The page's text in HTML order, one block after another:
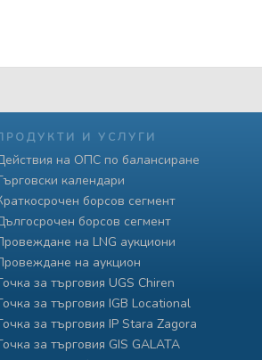
И УСЛУГИ
на ОПС по балансиране
календари
борсов сегмент
борсов сегмент
на LNG аукциони
на аукцион
за търговия UGS Chiren
за търговия IGB Locational
за търговия IP Stara Zagora
за търговия GIS GALATA